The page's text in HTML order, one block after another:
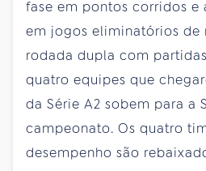
fase em pontos corridos e
em jogos eliminatórios de
rodada dupla com
quatro equipes que
da Série A2 sobem para a
campeonato. Os quatro
desempenho são